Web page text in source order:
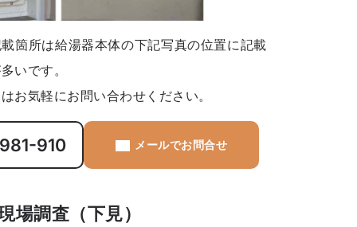
箇所は給湯器本体の下記写真の位置に記載
いです。
お気軽にお問い合わせください。
910 メールでお問合せ
場調査（下見）